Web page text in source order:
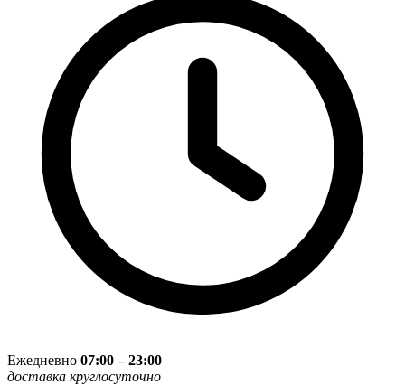
Ежедневно 07:00 – 23:00
доставка круглосуточно